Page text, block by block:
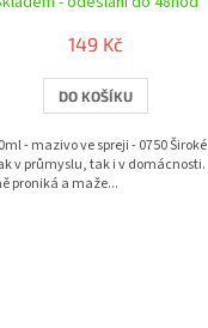
149 Kč
DO KOŠÍKU
- mazivo ve spreji - 0750 Široké
v průmyslu, tak i v domácnosti.
proniká a maže...